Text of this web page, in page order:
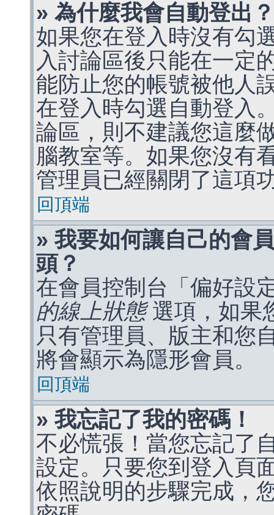
» 為什麼我會自動登出？
如果您在登入時沒有勾
入討論區後只能在一定
能防止您的帳號被他人
在登入時勾選自動登入
論區，則不建議您這麼
腦教室等。如果您沒有
管理員已經關閉了這項
回頂端
» 我要如何讓自己的會
頭？
在會員控制台「偏好設
的線上狀態選項，如果
只有管理員、版主和您
將會顯示為隱形會員。
回頂端
» 我忘記了我的密碼！
不必慌張！當您忘記了
設定。只要您到登入頁
依照說明的步驟完成，